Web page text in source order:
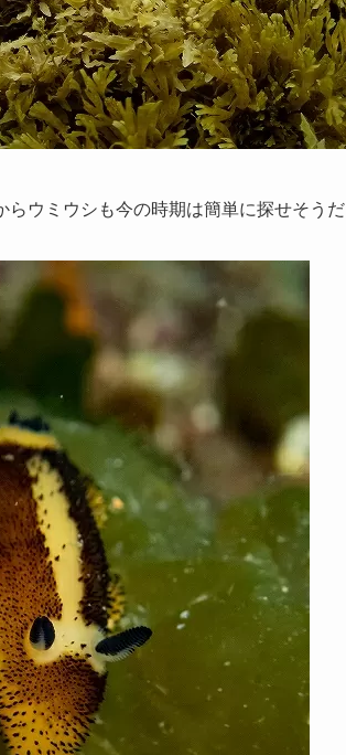
らウミウシも今の時期は簡単に探せそうだ